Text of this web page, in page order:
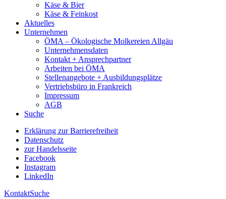
Käse & Bier
Käse & Feinkost
Aktuelles
Unternehmen
ÖMA – Ökologische Molkereien Allgäu
Unternehmensdaten
Kontakt + Ansprechpartner
Arbeiten bei ÖMA
Stellenangebote + Ausbildungsplätze
Vertriebsbüro in Frankreich
Impressum
AGB
Suche
Erklärung zur Barrierefreiheit
Datenschutz
zur Handelsseite
Facebook
Instagram
LinkedIn
KontaktSuche